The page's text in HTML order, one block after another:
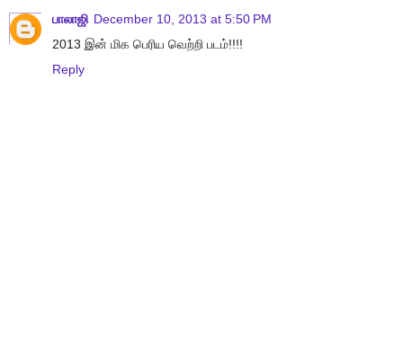
பாலாஜி December 10, 2013 at 5:50 PM
2013 இன் மிக பெரிய வெற்றி படம்!!!!
Reply